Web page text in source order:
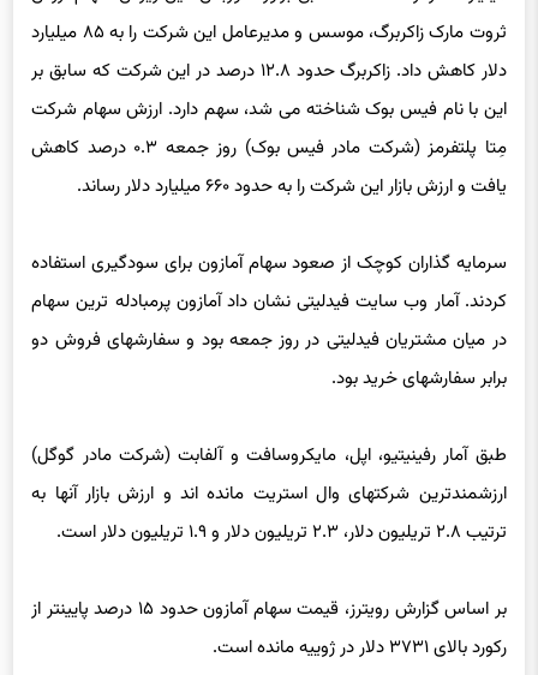
دلار کاهش داد. زاکربرگ حدود ۱۲.۸ درصد در این شرکت که سابق بر
این با نام فیس بوک شناخته می شد، سهم دارد. ارزش سهام شرکت
مِتا پلتفرمز (شرکت مادر فیس بوک) روز جمعه ۰.۳ درصد کاهش
یافت و ارزش بازار این شرکت را به حدود ۶۶۰ میلیارد دلار رساند.
کردند. آمار وب سایت فیدلیتی نشان داد آمازون پرمبادله ترین سهام
در میان مشتریان فیدلیتی در روز جمعه بود و سفارشهای فروش دو
برابر سفارشهای خرید بود.
ارزشمندترین شرکتهای وال استریت مانده اند و ارزش بازار آنها به
ترتیب ۲.۸ تریلیون دلار، ۲.۳ تریلیون دلار و ۱.۹ تریلیون دلار است.
رکورد بالای ۳۷۳۱ دلار در ژوییه مانده است.
ارزش سهام پلتفرم متا۲۵۱میلیارد دلار سقوط کرد